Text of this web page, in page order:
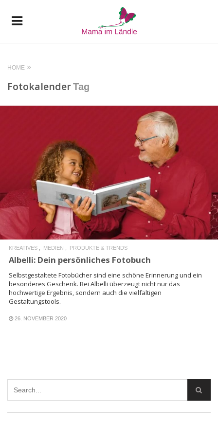
HOME
FotokalenderTag
READ MORE
KREATIVES MEDIEN PRODUKTE & TRENDS
Albelli: Dein persönliches Fotobuch
Selbstgestaltete Fotobücher sind eine schöne Erinnerung und ein
besonderes Geschenk. Bei Albelli überzeugt nicht nur das
hochwertige Ergebnis, sondern auch die vielfältigen
Gestaltungstools.
26. NOVEMBER 2020